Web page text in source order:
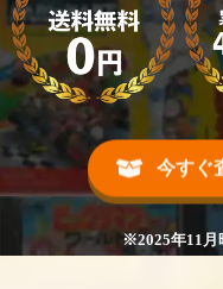
今すぐ